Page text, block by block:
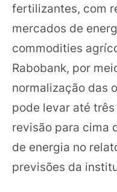
fertilizantes, com
mercados de
commodities
Rabobank, por
normalização das
pode levar até
revisão para cima
de energia no
previsões da